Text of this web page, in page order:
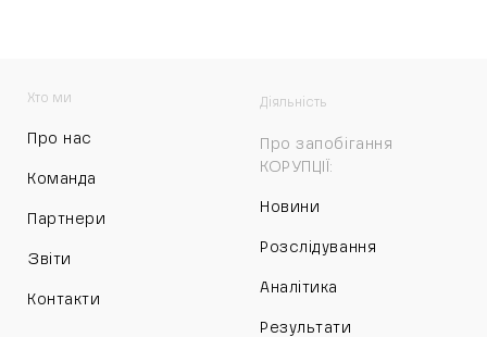
Хто ми
Про нас
Команда
Партнери
Звіти
Контакти
Діяльність
Про запобігання
КОРУПЦІЇ:
Новини
Розслідування
Аналітика
Результати